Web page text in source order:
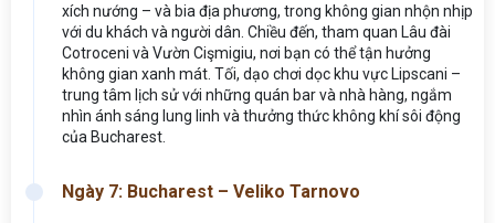
xích nướng – và bia địa phương, trong không gian nhộn nhịp
với du khách và người dân. Chiều đến, tham quan Lâu đài
Cotroceni và Vườn Cişmigiu, nơi bạn có thể tận hưởng
không gian xanh mát. Tối, dạo chơi dọc khu vực Lipscani –
trung tâm lịch sử với những quán bar và nhà hàng, ngắm
nhìn ánh sáng lung linh và thưởng thức không khí sôi động
của Bucharest.
Ngày 7: Bucharest – Veliko Tarnovo